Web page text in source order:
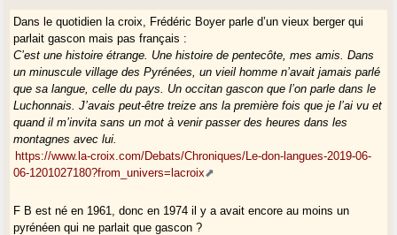
Dans le quotidien la croix, Frédéric Boyer parle d’un vieux berger qui
parlait gascon mais pas français :
C’est une histoire étrange. Une histoire de pentecôte, mes amis. Dans
un minuscule village des Pyrénées, un vieil homme n’avait jamais parlé
que sa langue, celle du pays. Un occitan gascon que l’on parle dans le
Luchonnais. J’avais peut-être treize ans la première fois que je l’ai vu et
quand il m’invita sans un mot à venir passer des heures dans les
montagnes avec lui.
https://www.la-croix.com/Debats/Chroniques/Le-don-langues-2019-06-
06-1201027180?from_univers=lacroix
F B est né en 1961, donc en 1974 il y a avait encore au moins un
pyrénéen qui ne parlait que gascon ?